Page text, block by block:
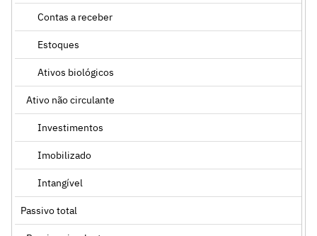
Contas a receber
Estoques
Ativos biológicos
Ativo não circulante
Investimentos
Imobilizado
Intangível
Passivo total